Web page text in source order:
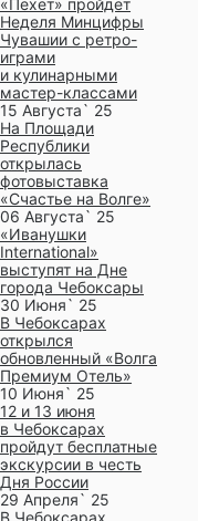
«Пехет» пройдет
Неделя Минцифры
Чувашии с ретро-
играми
и кулинарными
мастер-классами
15 Августа` 25
На Площади
Республики
открылась
фотовыставка
«Счастье на Волге»
06 Августа` 25
«Иванушки
International»
выступят на Дне
города Чебоксары
30 Июня` 25
В Чебоксарах
открылся
обновленный «Волга
Премиум Отель»
10 Июня` 25
12 и 13 июня
в Чебоксарах
пройдут бесплатные
экскурсии в честь
Дня России
29 Апреля` 25